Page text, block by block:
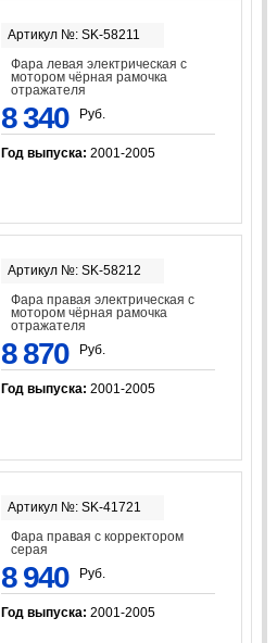
Артикул №: SK-58211
Фара левая электрическая с
мотором чёрная рамочка
отражателя
8 340 Руб.
Год выпуска: 2001-2005
Артикул №: SK-58212
Фара правая электрическая с
мотором чёрная рамочка
отражателя
8 870 Руб.
Год выпуска: 2001-2005
Артикул №: SK-41721
Фара правая с корректором
серая
8 940 Руб.
Год выпуска: 2001-2005